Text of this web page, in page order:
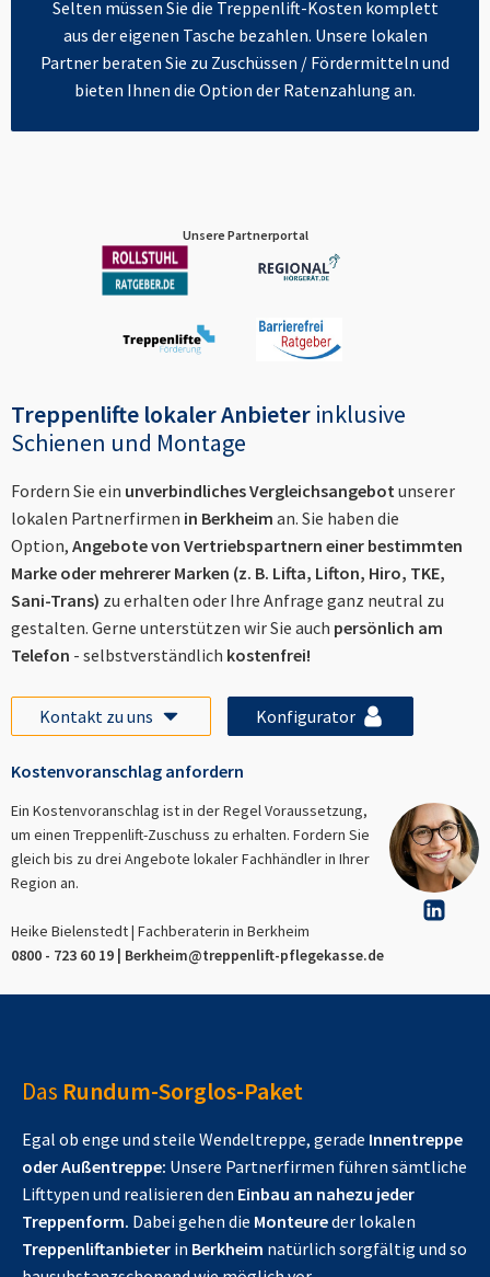
Selten müssen Sie die Treppenlift-Kosten komplett
aus der eigenen Tasche bezahlen. Unsere lokalen
Partner beraten Sie zu Zuschüssen / Fördermitteln und
bieten Ihnen die Option der Ratenzahlung an.
Unsere Partnerportal
Treppenlifte lokaler Anbieter inklusive
Schienen und Montage
Fordern Sie ein unverbindliches Vergleichsangebotunserer
lokalen Partnerfirmen in Berkheim an. Sie haben die
Option, Angebote von Vertriebspartnern einer bestimmten
Marke oder mehrerer Marken (z. B. Lifta, Lifton, Hiro, TKE,
Sani-Trans) zu erhalten oder Ihre Anfrage ganz neutral zu
gestalten. Gerne unterstützen wir Sie auch persönlich am
Telefon - selbstverständlich kostenfrei!
Kontakt zu uns Konfigurator
Kostenvoranschlag anfordern
Ein Kostenvoranschlag ist in der Regel Voraussetzung,
um einen Treppenlift-Zuschuss zu erhalten. Fordern Sie
gleich bis zu drei Angebote lokaler Fachhändler in Ihrer
Region an.
Heike Bielenstedt | Fachberaterin in Berkheim
0800 - 723 60 19 | Berkheim@treppenlift-pflegekasse.de
Das Rundum-Sorglos-Paket
Egal ob enge und steile Wendeltreppe, gerade Innentreppe
oder Außentreppe: Unsere Partnerfirmen führen sämtliche
Lifttypen und realisieren den Einbau an nahezu jeder
Treppenform. Dabei gehen die Monteureder lokalen
Treppenliftanbieter in Berkheim natürlich sorgfältig und so